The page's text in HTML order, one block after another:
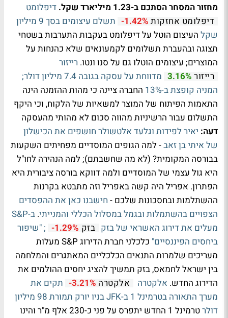
מחזור המסחר הסתכם ב-1.23 מיליארד שקל.
דיפלומט
דיפלומט אחזקות -1.42%
תשלם עיצומים בסך 9 מיליון
שקל העיצום הוטל על דיפלומט בעקבות התערבות בשטחי
תצוגה ובהעברת תשלומים לקמעונאים שלא כהנחות על
המוצרים; עיצומים הוטלו גם על סנו ונטו. רייזור
רייזור 3.16%
מדווחת על עסקה בגובה 7.4 מיליון דולר;
המניה קופצת ב-13%
החברה ציינה כי מהות ההזמנה הינה
התאמות הפיתוח של המוצר למשאיות של הלקוח, וכי היקף
התשלום עבור הרשיניות מהווה סכום לא מהותי מהעסקה
דעה: יאיר לפידות וגלעד אלטשולר חושפים את הכישלון
של איתי בן זאב- למה הגופים המוסדיים מפחיתים השקעות
בבורסה המקומית? (לא מה שחשבתם); למה הנהירה לחו"ל
היא גול עצמי של המוסדיים ולמה דווקא בורסה ציבורית היא
הפתרון. אפריל היה קשה באפריל וזה מתבטא בקרנות
ההשתלמות ובחסכונות שלכם - חישבנו כאן את ההפסדים
הצפויים בהשתמלות ובגמל במסלול הכללי והמנייתי.
ב-S&P
מעלים את דירוג האשראי של בזק בזק -1.29% ; "שיפור
ביחסים הפיננסיים"
כלכלני חברת הדירוג S&P מעלות
מעריכים שלמרות התנאים הכלכליים המאתגרים והמלחמה
בין ישראל לחמאס, בזק תמשיך להציג יחסים ההולמים את
הדירוג החדש. אלקטרה אלקטרה -3.21% תקים את
מערך התאורה בטרמינל 1 ב-JFK בניו יורק תמורת 98 מיליון
דולר
טרמינל 1 החדש יתפרס על פני כ-230 אלף מ"ר והינו